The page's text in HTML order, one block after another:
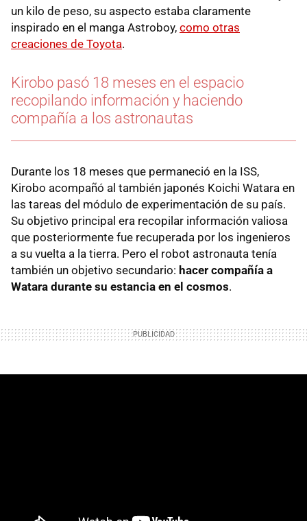
un kilo de peso, su aspecto estaba claramente
inspirado en el manga Astroboy, como otras
creaciones de Toyota.
Kirobo pasó 18 meses en el espacio
recopilando información y haciendo
compañía a los astronautas
Durante los 18 meses que permaneció en la ISS,
Kirobo acompañó al también japonés Koichi Watara en
las tareas del módulo de experimentación de su país.
Su objetivo principal era recopilar información valiosa
que posteriormente fue recuperada por los ingenieros
a su vuelta a la tierra. Pero el robot astronauta tenía
también un objetivo secundario: hacer compañía a
Watara durante su estancia en el cosmos.